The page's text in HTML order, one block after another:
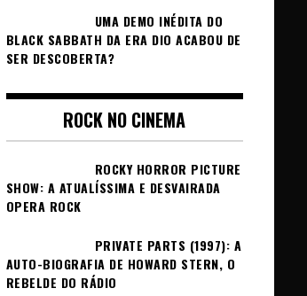
UMA DEMO INÉDITA DO
BLACK SABBATH DA ERA DIO ACABOU DE
SER DESCOBERTA?
ROCK NO CINEMA
ROCKY HORROR PICTURE
SHOW: A ATUALÍSSIMA E DESVAIRADA
OPERA ROCK
PRIVATE PARTS (1997): A
AUTO-BIOGRAFIA DE HOWARD STERN, O
REBELDE DO RÁDIO